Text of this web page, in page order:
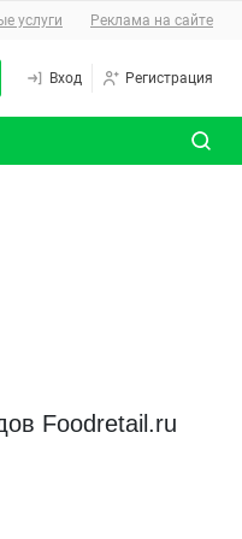
услуги Реклама на сайте
Вход Регистрация
Foodretail.ru